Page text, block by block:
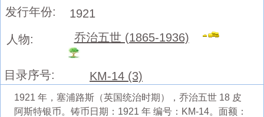
发行年份:
1921
人物:
乔治五世 (1865-1936)
目录序号: KM-14 (3)
1921 年，塞浦路斯（英国统治时期），乔治五世 18 皮
阿斯特银币。铸币日期：1921 年 编号：KM-14。面额：